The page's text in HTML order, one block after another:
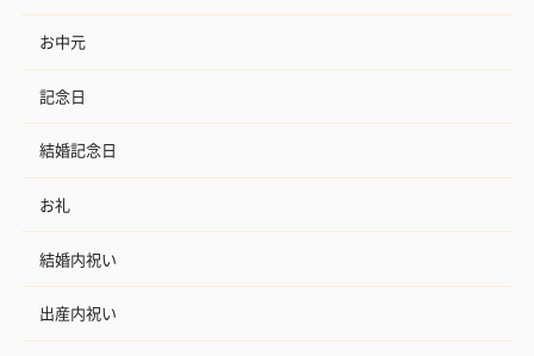
お中元
記念日
結婚記念日
お礼
結婚内祝い
出産内祝い